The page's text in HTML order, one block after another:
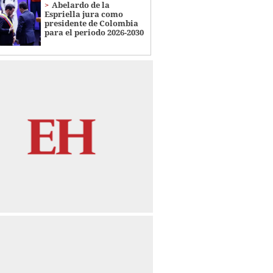
Abelardo de la
Espriella jura como
presidente de Colombia
para el periodo 2026-2030